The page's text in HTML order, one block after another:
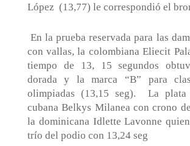
López (13,77) le correspondió el
En la prueba reservada para las
con vallas, la colombiana Eliecit
tiempo de 13, 15 segundos
dorada y la marca “B” para
olimpiadas (13,15 seg).
La
cubana Belkys Milanea con crono
la dominicana Idlette Lavonne
trío del podio con 13,24 seg